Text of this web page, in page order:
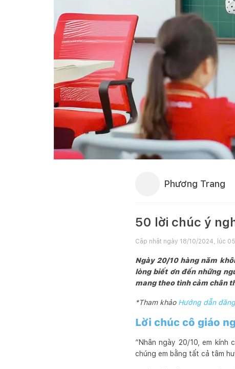
Phương Trang
50 lời chúc ý
Cập nhật ngày 18/10/2024, lúc
Ngày 20/10 hàng năm
lòng biết ơn đến những
mang theo tình cảm chân
*Tham khảo Hướng dẫn
Lời chúc cô giáo
“Nhân ngày 20/10, em
chúng em bằng tất cả tâm